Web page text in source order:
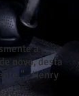
a
novo, desta
- Henry